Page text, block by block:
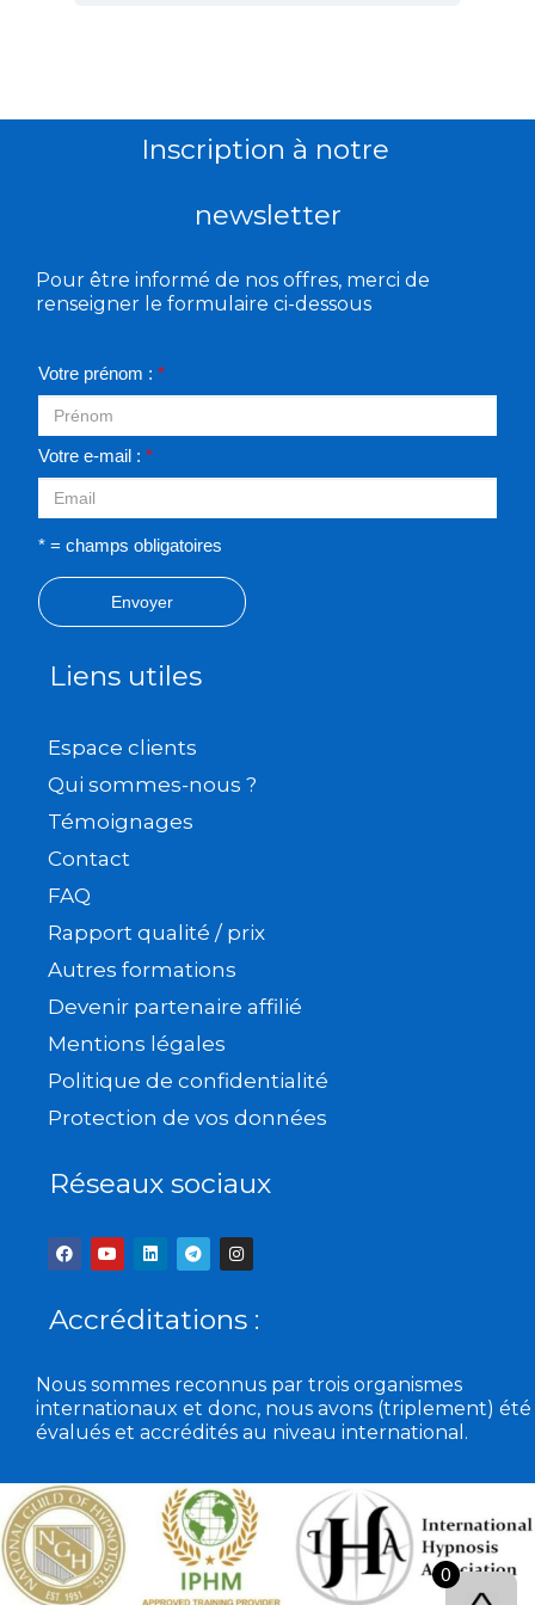
Inscription à notre
newsletter
Pour être informé de nos offres, merci de
renseigner le formulaire ci-dessous
Votre prénom : *
Votre e-mail : *
* = champs obligatoires
Envoyer
Liens utiles
Espace clients
Qui sommes-nous ?
Témoignages
Contact
FAQ
Rapport qualité / prix
Autres formations
Devenir partenaire affilié
Mentions légales
Politique de confidentialité
Protection de vos données
Réseaux sociaux
F
a
c
b
o
Y
o
u
u
b
L
i
e
d
T
e
l
g
r
I
n
s
a
g
m
Accréditations :
Nous sommes reconnus par trois organismes
internationaux et donc, nous avons (triplement) été
évalués et accrédités au niveau international.
0